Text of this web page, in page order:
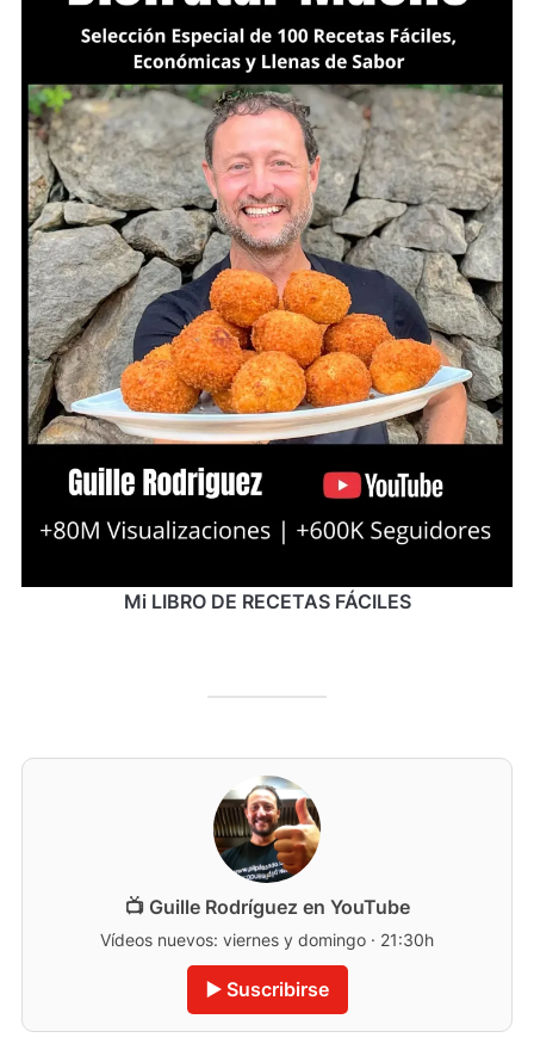
Mi LIBRO DE RECETAS FÁCILES
📺 Guille Rodríguez en YouTube
Vídeos nuevos: viernes y domingo · 21:30h
▶️ Suscribirse